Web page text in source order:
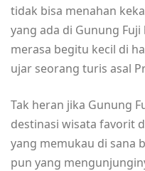
tidak bisa menahan
yang ada di Gunung
merasa begitu kecil di
ujar seorang turis asal
Tak heran jika Gunung
destinasi wisata favorit
yang memukau di sana
pun yang